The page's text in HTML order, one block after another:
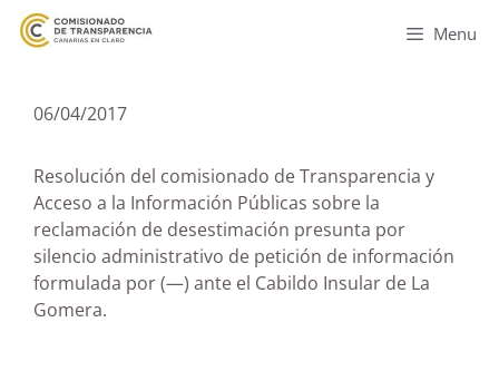
Menu
06/04/2017
Resolución del comisionado de Transparencia y
Acceso a la Información Públicas sobre la
reclamación de desestimación presunta por
silencio administrativo de petición de información
formulada por (—) ante el Cabildo Insular de La
Gomera.